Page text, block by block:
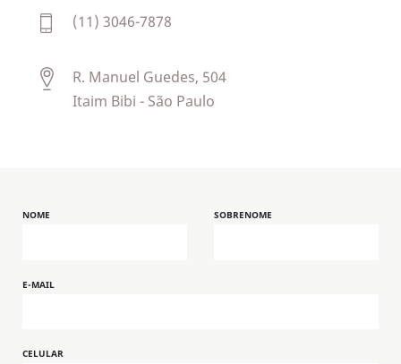
(11) 3046-7878
R. Manuel Guedes, 504
Itaim Bibi - São Paulo
NOME SOBRENOME
E-MAIL
CELULAR